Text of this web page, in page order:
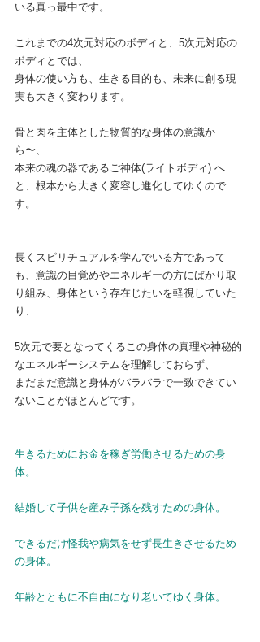
いる真っ最中です。
これまでの4次元対応のボディと、5次元対応の
ボディとでは、
身体の使い方も、生きる目的も、未来に創る現
実も大きく変わります。
骨と肉を主体とした物質的な身体の意識か
ら〜、
本来の魂の器であるご神体(ライトボディ) へ
と、根本から大きく変容し進化してゆくので
す。
長くスピリチュアルを学んでいる方であって
も、意識の目覚めやエネルギーの方にばかり取
り組み、身体という存在じたいを軽視していた
り、
5次元で要となってくるこの身体の真理や神秘的
なエネルギーシステムを理解しておらず、
まだまだ意識と身体がバラバラで一致できてい
ないことがほとんどです。
生きるためにお金を稼ぎ労働させるための身
体。
結婚して子供を産み子孫を残すための身体。
できるだけ怪我や病気をせず長生きさせるため
の身体。
年齢とともに不自由になり老いてゆく身体。